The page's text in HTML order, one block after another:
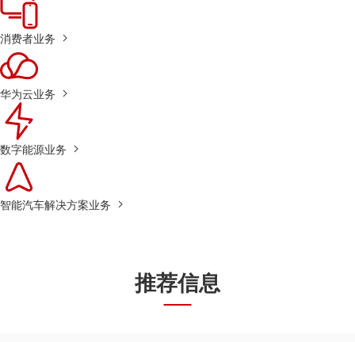
消费者业务
华为云业务
数字能源业务
智能汽车解决方案业务
推荐信息